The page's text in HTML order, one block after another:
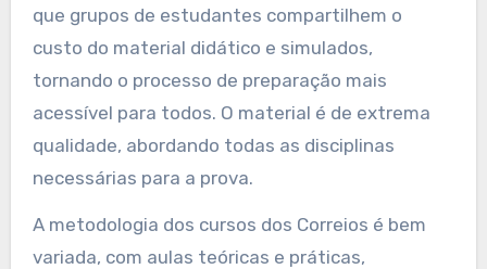
que grupos de estudantes compartilhem o
custo do material didático e simulados,
tornando o processo de preparação mais
acessível para todos. O material é de extrema
qualidade, abordando todas as disciplinas
necessárias para a prova.
A metodologia dos cursos dos Correios é bem
variada, com aulas teóricas e práticas,